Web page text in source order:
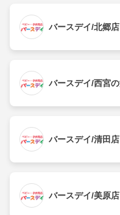
バースデイ/北郷店
バースデイ/西宮
バースデイ/清田店
バースデイ/美原店